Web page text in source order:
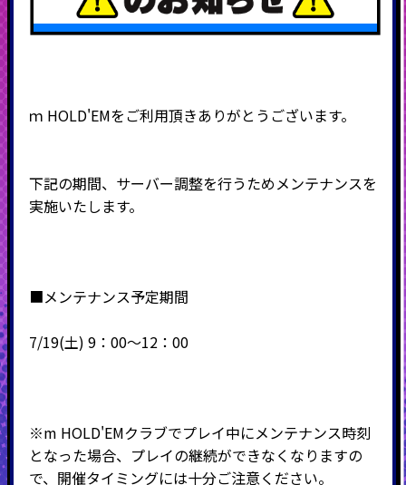
ｍ HOLD'EMをご利用頂きありがとうございます。
下記の期間、サーバー調整を行うためメンテナンスを
実施いたします。
■メンテナンス予定期間
7/19(土) 9：00～12：00
※m HOLD'EMクラブでプレイ中にメンテナンス時刻
となった場合、プレイの継続ができなくなりますの
で、開催タイミングには十分ご注意ください。